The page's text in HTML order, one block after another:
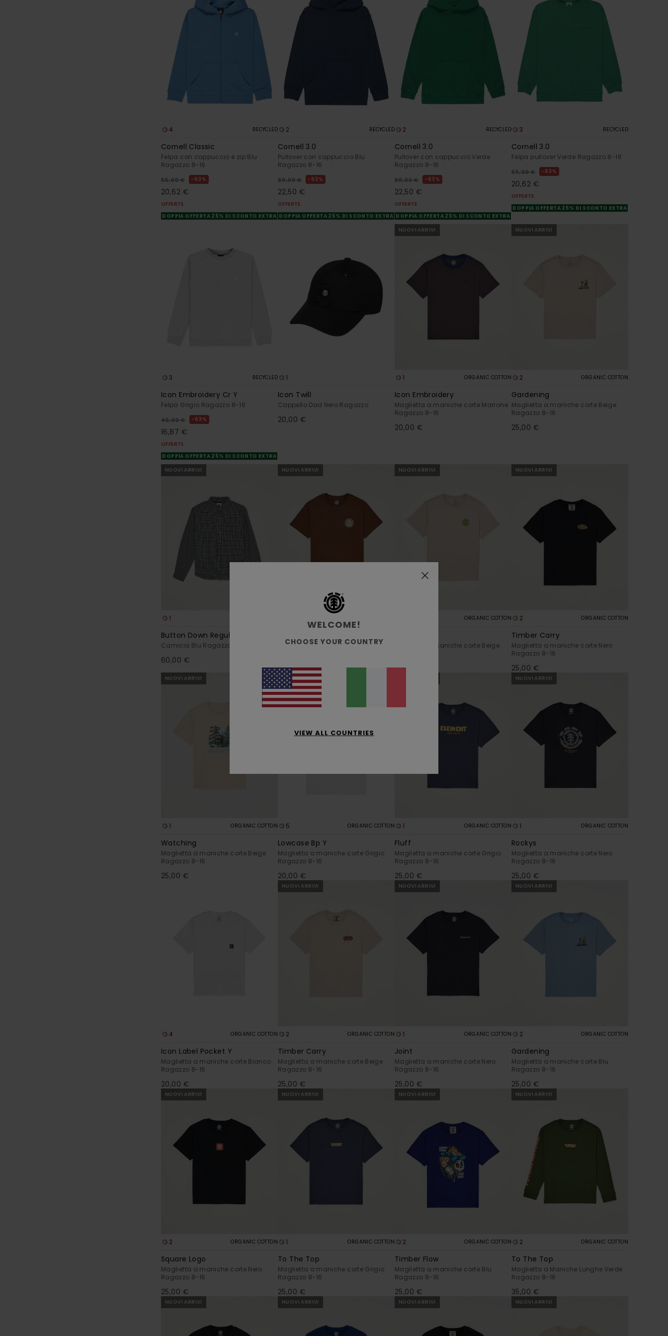
4 RECYCLED
Cornell Classic
Felpa con cappuccio e zip Blu
Ragazzo 8-16
55,00 € 63%
20,62 €
OFFERTE
DOPPIA OFFERTA 25% DI SCONTO EXTRA
2 RECYCLED
Cornell 3.0
Pullover con cappuccio Blu
Ragazzo 8-16
60,00 € 63%
22,50 €
OFFERTE
DOPPIA OFFERTA 25% DI SCONTO EXTRA
2 RECYCLED
Cornell 3.0
Pullover con cappuccio Verde
Ragazzo 8-16
60,00 € 63%
22,50 €
OFFERTE
DOPPIA OFFERTA 25% DI SCONTO EXTRA
3 RECYCLED
Cornell 3.0
Felpa pullover Verde Ragazzo 8-16
55,00 € 63%
20,62 €
OFFERTE
DOPPIA OFFERTA 25% DI SCONTO EXTRA
3 RECYCLED
Icon Embroidery Cr Y
Felpa Grigio Ragazzo 8-16
45,00 € 63%
16,87 €
OFFERTE
DOPPIA OFFERTA 25% DI SCONTO EXTRA
1
Icon Twill
Cappello Dad Nero Ragazzo
20,00 €
NUOVI ARRIVI
1 ORGANIC COTTON
Icon Embroidery
Maglietta a maniche corte Marrone
Ragazzo 8-16
20,00 €
NUOVI ARRIVI
2 ORGANIC COTTON
Gardening
Maglietta a maniche corte Beige
Ragazzo 8-16
25,00 €
NUOVI ARRIVI
1
Button Down Regular Flannel
Camicia Blu Ragazzo 8-16
60,00 €
NUOVI ARRIVI
Maglietta a maniche corte Marrone
20,00 €
NUOVI ARRIVI
ORGANIC COTTON
Maglietta a maniche corte Beige
25,00 €
NUOVI ARRIVI
2 ORGANIC COTTON
Timber Carry
Maglietta a maniche corte Nero
Ragazzo 8-16
25,00 €
NUOVI ARRIVI
1 ORGANIC COTTON
Watching
Maglietta a maniche corte Beige
Ragazzo 8-16
25,00 €
NUOVI ARRIVI
5 ORGANIC COTTON
Lowcase Bp Y
Maglietta a maniche corte Grigio
Ragazzo 8-16
20,00 €
1 ORGANIC COTTON
Fluff
Maglietta a maniche corte Grigio
Ragazzo 8-16
25,00 €
NUOVI ARRIVI
1 ORGANIC COTTON
Rockys
Maglietta a maniche corte Nero
Ragazzo 8-16
25,00 €
4 ORGANIC COTTON
Icon Label Pocket Y
Maglietta a maniche corte Bianco
Ragazzo 8-16
20,00 €
NUOVI ARRIVI
2 ORGANIC COTTON
Timber Carry
Maglietta a maniche corte Beige
Ragazzo 8-16
25,00 €
NUOVI ARRIVI
1 ORGANIC COTTON
Joint
Maglietta a maniche corte Nero
Ragazzo 8-16
25,00 €
NUOVI ARRIVI
2 ORGANIC COTTON
Gardening
Maglietta a maniche corte Blu
Ragazzo 8-16
25,00 €
NUOVI ARRIVI
2 ORGANIC COTTON
Square Logo
Maglietta a maniche corte Nero
Ragazzo 8-16
25,00 €
NUOVI ARRIVI
1 ORGANIC COTTON
To The Top
Maglietta a maniche corte Grigio
Ragazzo 8-16
25,00 €
NUOVI ARRIVI
2 ORGANIC COTTON
Timber Flow
Maglietta a maniche corte Blu
Ragazzo 8-16
25,00 €
NUOVI ARRIVI
2 ORGANIC COTTON
To The Top
Maglietta a Maniche Lunghe Verde
Ragazzo 8-16
35,00 €
NUOVI ARRIVI NUOVI ARRIVI NUOVI ARRIVI NUOVI ARRIVI
WELCOME!
CHOOSE YOUR COUNTRY
VIEW ALL COUNTRIES